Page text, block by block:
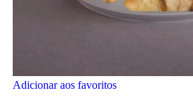
Adicionar aos favoritos